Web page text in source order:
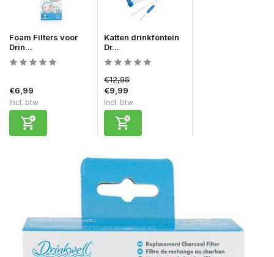
Foam Filters voor
Drin...
€6,99
Incl. btw
Katten drinkfontein
Dr...
€12,95
€9,99
Incl. btw